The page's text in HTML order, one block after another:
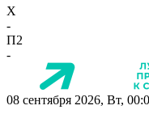
X
-
П2
-
08 сентября 2026, Вт,